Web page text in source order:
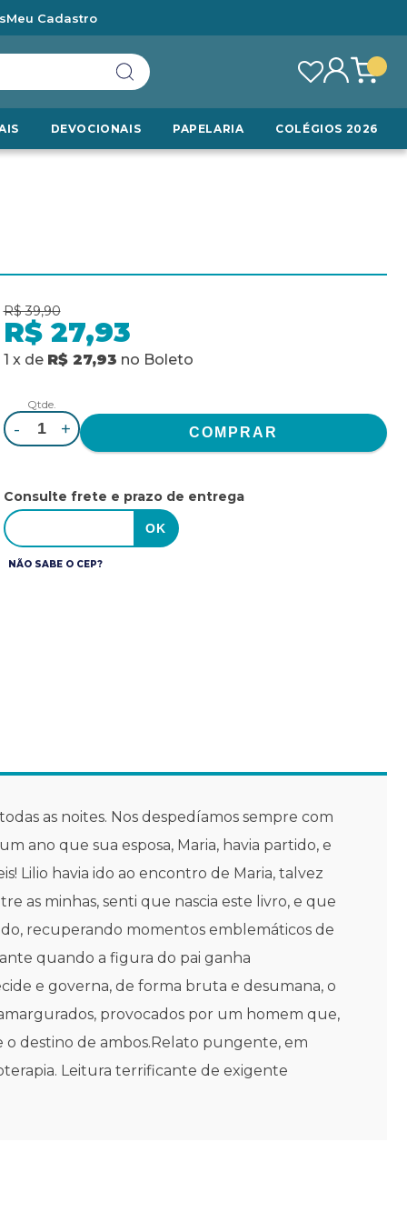
Meu Cadastro
DEVOCIONAIS PAPELARIA COLÉGIOS 2026
R$ 39,90
R$ 27,93
1 x de R$ 27,93 no Boleto
Qtde.
- +
Consulte frete e prazo de entrega
NÃO SABE O CEP?
as noites. Nos despedíamos sempre com
ano que sua esposa, Maria, havia partido, e
Lilio havia ido ao encontro de Maria, talvez
as minhas, senti que nascia este livro, e que
recuperando momentos emblemáticos de
quando a figura do pai ganha
e governa, de forma bruta e desumana, o
provocados por um homem que,
o destino de ambos.Relato pungente, em
Leitura terrificante de exigente